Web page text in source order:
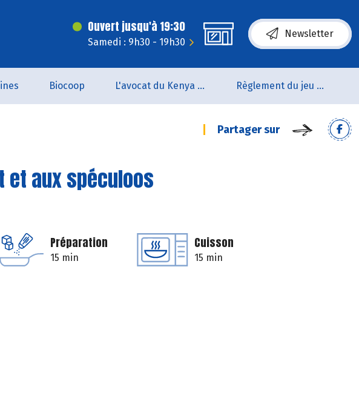
Ouvert jusqu'à 19:30
Samedi : 9h30 - 19h30
Newsletter
Biocoop L'avocat du Kenya arrive en rayon !! Règlement du jeu concours Anniversaire BIOCOOP de L’estuaire
Partager sur
et aux spéculoos
Préparation
15 min
Cuisson
15 min